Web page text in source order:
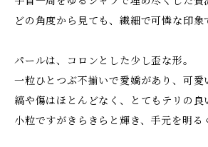
どの角度から見ても、繊細で可憐な印象
パールは、コロンとした少し歪な形。
一粒ひとつぶ不揃いで愛嬌があり、可愛
縞や傷はほとんどなく、とてもテリの良
小粒ですがきらきらと輝き、手元を明る